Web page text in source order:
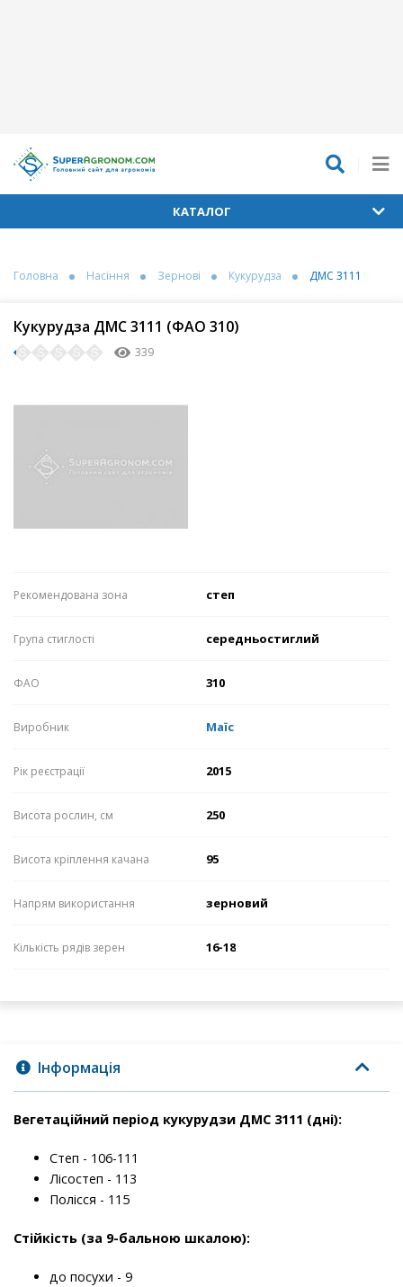
КАТАЛОГ
Головна Насіння Зернові Кукурудза ДМС 3111
Кукурудза ДМС 3111 (ФАО 310)
339
Рекомендована зона степ
Група стиглості середньостиглий
ФАО 310
Виробник Маїс
Рік реєстрації 2015
Висота рослин, см 250
Висота кріплення качана 95
Напрям використання зерновий
Кількість рядів зерен 16-18
Інформація
Вегетаційний період кукурудзи ДМС 3111 (дні):
Степ - 106-111
Лісостеп - 113
Полісся - 115
Стійкість (за 9-бальною шкалою):
до посухи - 9